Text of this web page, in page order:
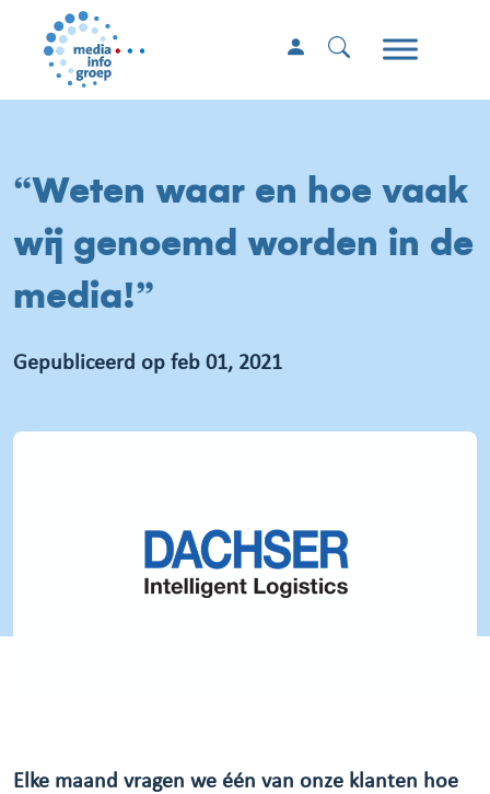
“Weten waar en hoe vaak
wij genoemd worden in de
media!”
Gepubliceerd op feb 01, 2021
Elke maand vragen we één van onze klanten hoe